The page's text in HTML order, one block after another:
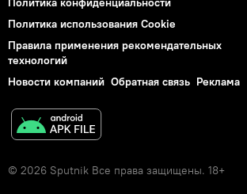
Политика использования Cookie
Правила применения рекомендательных
технологий
Новости компаний Обратная связь Реклама
© 2026 Sputnik Все права защищены. 18+